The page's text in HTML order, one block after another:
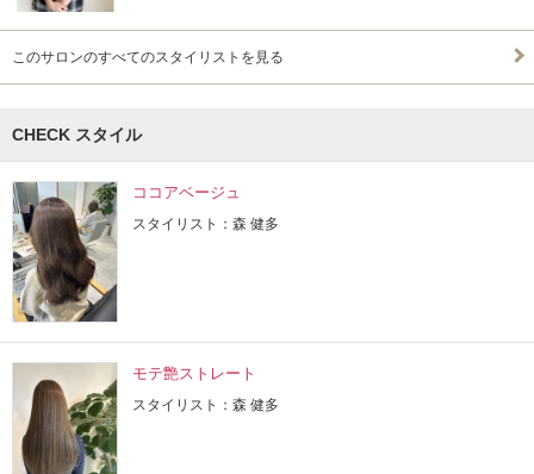
このサロンのすべてのスタイリストを見る
CHECK スタイル
ココアベージュ
スタイリスト：森 健多
モテ艶ストレート
スタイリスト：森 健多